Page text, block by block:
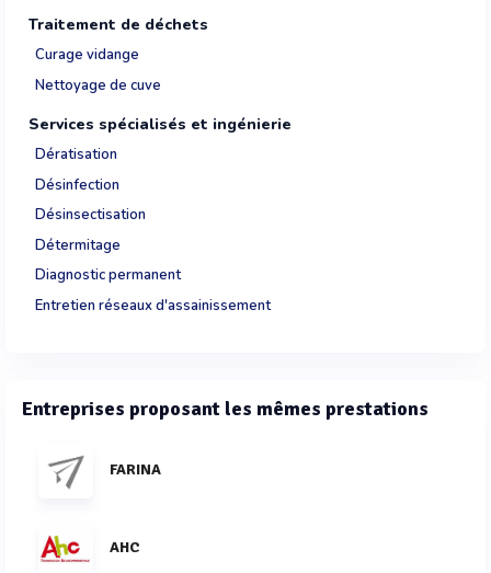
Traitement de déchets
Curage vidange
Nettoyage de cuve
Services spécialisés et ingénierie
Dératisation
Désinfection
Désinsectisation
Détermitage
Diagnostic permanent
Entretien réseaux d'assainissement
Entreprises proposant les mêmes prestations
FARINA
AHC